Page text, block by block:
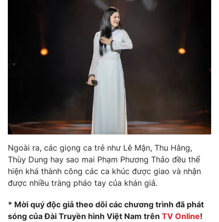
Ngoài ra, các giọng ca trẻ như Lê Mận, Thu Hằng,
Thùy Dung hay sao mai Phạm Phương Thảo đều thể
hiện khá thành công các ca khúc được giao và nhận
được nhiều tràng pháo tay của khán giả.
* Mời quý độc giả theo dõi các chương trình đã phát
sóng của Đài Truyền hình Việt Nam trên TV Online!